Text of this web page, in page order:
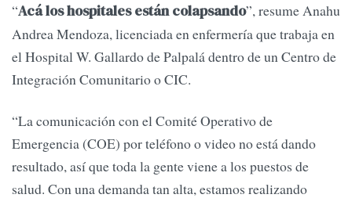
“Acá los hospitales están colapsando”, resume Anahu
Andrea Mendoza, licenciada en enfermería que trabaja en
el Hospital W. Gallardo de Palpalá dentro de un Centro de
Integración Comunitario o CIC.
“La comunicación con el Comité Operativo de
Emergencia (COE) por teléfono o video no está dando
resultado, así que toda la gente viene a los puestos de
salud. Con una demanda tan alta, estamos realizando